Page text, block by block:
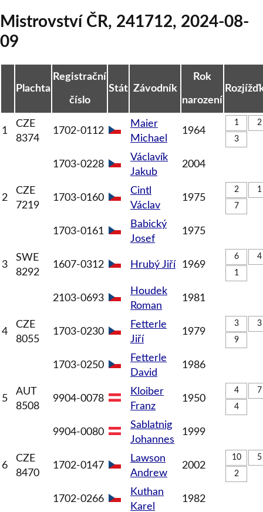
Mistrovství ČR, 241712, 2024-08-
09
Plachta
Registrační
číslo
Stát Závodník
Rok
narození
1
CZE
8374
1702-0112
Maier
Michael
1964
1
2
3
1703-0228
Václavík
Jakub
2004
2
CZE
7219
1703-0160
Cintl
Václav
1975
2
1
7
1703-0161
Babický
Josef
1975
3
SWE
8292
1607-0312 Hrubý Jiří 1969
6
4
1
2103-0693
Houdek
Roman
1981
4
CZE
8055
1703-0230
Fetterle
Jiří
1979
3
3
9
1703-0250
Fetterle
David
1986
5
AUT
8508
9904-0078
Kloiber
Franz
1950
4
7
4
9904-0080
Sablatnig
Johannes
1999
6
CZE
8470
1702-0147
Lawson
Andrew
2002
10
5
2
1702-0266
Kuthan
Karel
1982